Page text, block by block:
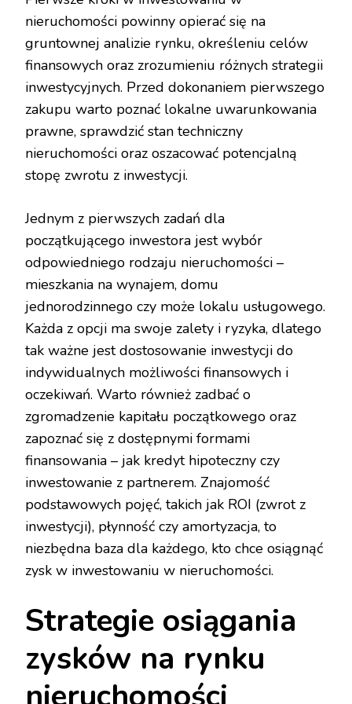
nieruchomości powinny opierać się na
gruntownej analizie rynku, określeniu celów
finansowych oraz zrozumieniu różnych strategii
inwestycyjnych. Przed dokonaniem pierwszego
zakupu warto poznać lokalne uwarunkowania
prawne, sprawdzić stan techniczny
nieruchomości oraz oszacować potencjalną
stopę zwrotu z inwestycji.
Jednym z pierwszych zadań dla
początkującego inwestora jest wybór
odpowiedniego rodzaju nieruchomości –
mieszkania na wynajem, domu
jednorodzinnego czy może lokalu usługowego.
Każda z opcji ma swoje zalety i ryzyka, dlatego
tak ważne jest dostosowanie inwestycji do
indywidualnych możliwości finansowych i
oczekiwań. Warto również zadbać o
zgromadzenie kapitału początkowego oraz
zapoznać się z dostępnymi formami
finansowania – jak kredyt hipoteczny czy
inwestowanie z partnerem. Znajomość
podstawowych pojęć, takich jak ROI (zwrot z
inwestycji), płynność czy amortyzacja, to
niezbędna baza dla każdego, kto chce osiągnąć
zysk w inwestowaniu w nieruchomości.
Strategie osiągania
zysków na rynku